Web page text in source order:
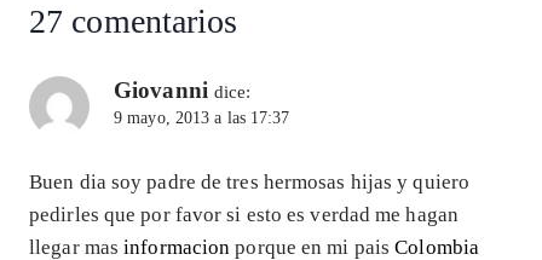
27 comentarios
Giovanni dice:
9 mayo, 2013 a las 17:37
Buen dia soy padre de tres hermosas hijas y quiero
pedirles que por favor si esto es verdad me hagan
llegar masinformacionporque en mi paisColombia